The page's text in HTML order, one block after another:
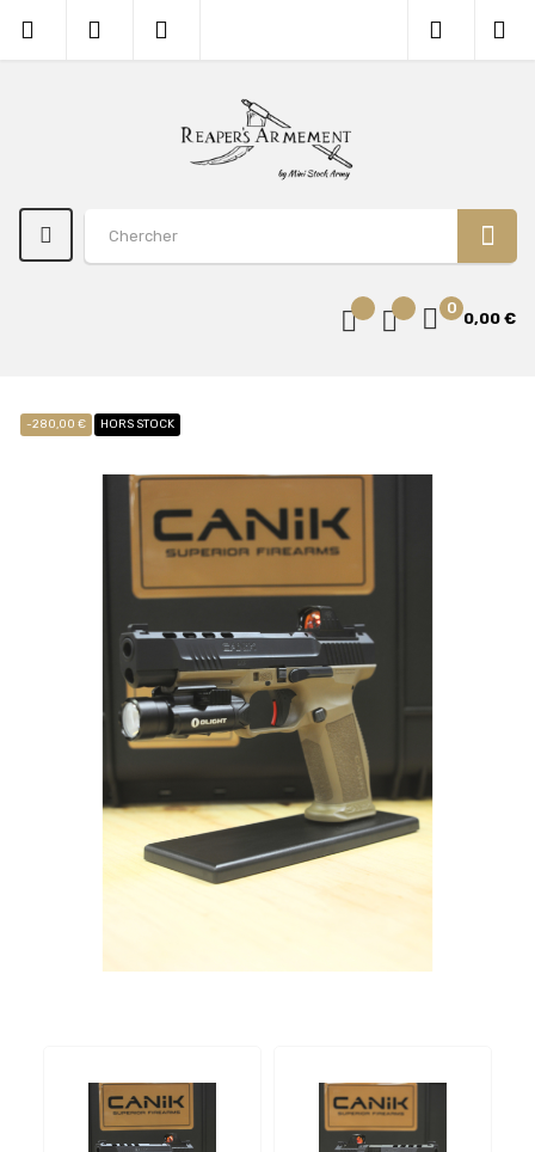
0
0,00 €
-280,00 € HORS STOCK